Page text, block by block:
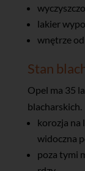
lakier
wnętrze
Stan
Opel ma 35
blacharskich.
korozja na
widoczna
poza tymi